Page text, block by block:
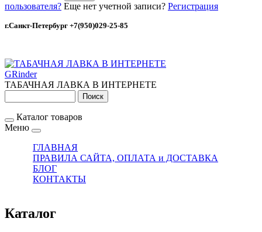
пользователя? Еще нет учетной записи? Регистрация
г.Санкт-Петербург +7(950)029-25-85
GRinder
ТАБАЧНАЯ ЛАВКА В ИНТЕРНЕТЕ
Каталог товаров
Меню
ГЛАВНАЯ
ПРАВИЛА САЙТА, ОПЛАТА и ДОСТАВКА
БЛОГ
КОНТАКТЫ
Каталог